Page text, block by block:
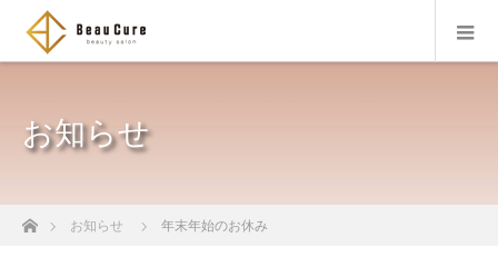
お知らせ
ホームお知らせ 年末年始のお休み